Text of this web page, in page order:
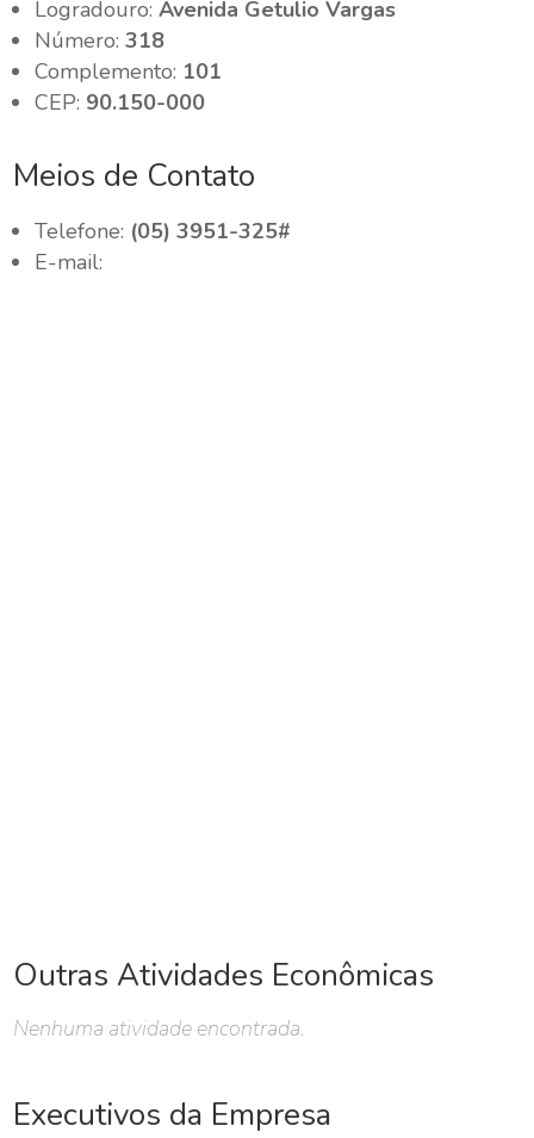
Logradouro:Avenida Getulio Vargas
Número:318
Complemento: 101
CEP: 90.150-000
Meios de Contato
Telefone: (05) 3951-325#
E-mail:
Outras Atividades Econômicas
Nenhuma atividade encontrada.
Executivos da Empresa